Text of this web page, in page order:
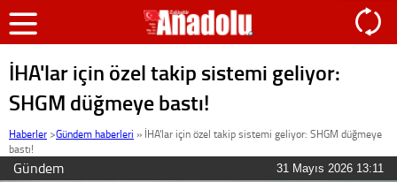
İHA'lar için özel takip sistemi geliyor:
SHGM düğmeye bastı!
Haberler >Gündem haberleri » İHA'lar için özel takip sistemi geliyor: SHGM düğmeye
bastı!
Gündem 31 Mayıs 2026 13:11